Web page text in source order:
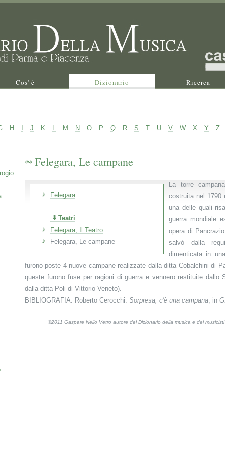
Cos' è Dizionario Ricerca
H J K L M N O P Q R S T U V W X Y
Z
Felegara, Le campane
Felegara
Teatri
Felegara, Il Teatro
Felegara, Le campane
La torre
costruita nel 1790
una delle quali
guerra mondiale
opera di
salvò dalla
dimenticata in
furono poste 4 nuove campane realizzate dalla ditta Cobalchini di
queste furono fuse per ragioni di guerra e vennero restituite dallo
dalla ditta Poli di Vittorio Veneto).
BIBLIOGRAFIA: Roberto Cerocchi: Sorpresa, c'è una campana, in
©2011 Gaspare Nello Vetro autore del Dizionario della musica e dei